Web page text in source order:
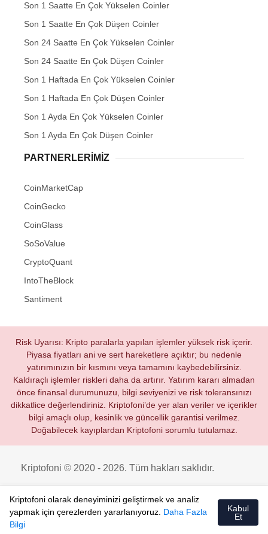
Son 1 Saatte En Çok Yükselen Coinler
Son 1 Saatte En Çok Düşen Coinler
Son 24 Saatte En Çok Yükselen Coinler
Son 24 Saatte En Çok Düşen Coinler
Son 1 Haftada En Çok Yükselen Coinler
Son 1 Haftada En Çok Düşen Coinler
Son 1 Ayda En Çok Yükselen Coinler
Son 1 Ayda En Çok Düşen Coinler
PARTNERLERIMIZ
CoinMarketCap
CoinGecko
CoinGlass
SoSoValue
CryptoQuant
IntoTheBlock
Santiment
Risk Uyarısı: Kripto paralarla yapılan işlemler yüksek risk içerir.
Piyasa fiyatları ani ve sert hareketlere açıktır; bu nedenle
yatırımınızın bir kısmını veya tamamını kaybedebilirsiniz.
Kaldıraçlı işlemler riskleri daha da artırır. Yatırım kararı almadan
önce finansal durumunuzu, bilgi seviyenizi ve risk toleransınızı
dikkatlice değerlendiriniz. Kriptofoni’de yer alan veriler ve içerikler
bilgi amaçlı olup, kesinlik ve güncellik garantisi verilmez.
Doğabilecek kayıplardan Kriptofoni sorumlu tutulamaz.
Kriptofoni © 2020 - 2026. Tüm hakları saklıdır.
Kriptofoni olarak deneyiminizi geliştirmek ve analiz
yapmak için çerezlerden yararlanıyoruz. Daha Fazla
Bilgi
Kabul
Et